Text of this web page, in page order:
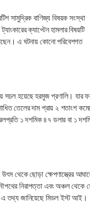
সামুদ্রিক বাণিজ্য বিষয়ক সংস্থা
ক্যাপ্টেন হামলার বিষয়টি
আছেন। এ ঘটনায় কোনো পরিবেশগত
সচল হয়েছে হরমুজ প্রণালি। যার
তেলের দাম প্রায় ২ শতাংশ
১ দশমিক ৪৭ ডলার বা ১
থেকে ছোড়া ক্ষেপণাস্ত্রের
নিরাপত্তা এবং অঞ্চল থেকে
এ তথ্য জানিয়েছে মিডল ইস্ট আই।